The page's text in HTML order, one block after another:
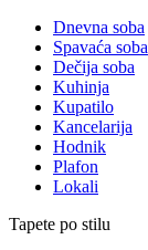
Dnevna soba
Spavaća soba
Dečija soba
Kuhinja
Kupatilo
Kancelarija
Hodnik
Plafon
Lokali
Tapete po stilu